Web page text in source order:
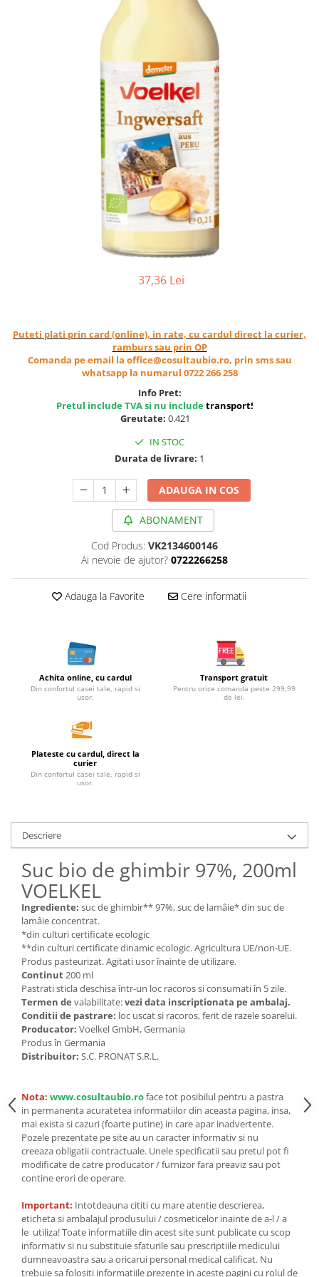
Ceaiuri diverse si accesorii
Vinuri, bere si alte bauturi
Cacao si inlocuitori
Seminte bio pentru germinat
Cereale, fulgi din cereale, mic
dejun
Lactate
Bauturi vegetale
Orez, Faina si Premixuri
Conserve, Pateuri, creme
Leguminoase si seminte
Fermenti si gelifianti
Produse din soia
Unt, alternativa unt
Paine bio
Paste
Ciocolata
Dulceturi, gemuri, compoturi
Biscuiti si napolitane
Inghetata
Zahar si indulcitori
Batoane
Dulciuri bio
Guma de mestecat bio
Snacksuri
Seminte, fructe uscate, samburi
Mixuri, condimente si mirodenii
Mixuri
Condimente
Mirodenii
Maioneza bio
Semipreparate
Specialitati si produse asiatice
37,36 Lei
Puteti plati prin card (online), in rate, cu cardul direct la curier,
ramburs sau prin OP
Comanda pe email la office@cosultaubio.ro, prin sms sau
whatsapp la numarul 0722 266 258
Info Pret:
Pretul include TVA si nu includetransport!
Greutate: 0.421
IN STOC
Durata de livrare: 1
ADAUGA IN COS
ABONAMENT
Cod Produs: VK2134600146
Ai nevoie de ajutor? 0722266258
Adauga la Favorite Cere informatii
Achita online, cu cardul
Din confortul casei tale, rapid si
usor.
Transport gratuit
Pentru orice comanda peste 299,99
de lei.
Plateste cu cardul, direct la
curier
Din confortul casei tale, rapid si
usor.
Descriere
Suc bio de ghimbir 97%, 200ml
VOELKEL
Ingrediente: suc de ghimbir** 97%, suc de lamâie* din suc de
lamâie concentrat.
*din culturi certificate ecologic
**din culturi certificate dinamic ecologic. Agricultura UE/non-UE.
Produs pasteurizat. Agitati usor înainte de utilizare.
Continut200 ml
Pastrati sticla deschisa într-un loc racoros si consumati în 5 zile.
Termen de valabilitate:vezi data inscriptionata pe ambalaj.
Conditii de pastrare: loc uscat si racoros, ferit de razele soarelui.
Producator: Voelkel GmbH, Germania
Produs în Germania
Distribuitor: S.C. PRONAT S.R.L.
Nota: www.cosultaubio.roface tot posibilul pentru a pastra
in permanenta acuratetea informatiilor din aceasta pagina, insa,
mai exista si cazuri (foarte putine) in care apar inadvertente.
Pozele prezentate pe site au un caracter informativ si nu
creeaza obligatii contractuale. Unele specificatii sau pretul pot fi
modificate de catre producator / furnizor fara preaviz sau pot
contine erori de operare.
Important: Intotdeauna cititi cu mare atentie descrierea,
eticheta si ambalajul produsului / cosmeticelor inainte de a-l / a
le utiliza! Toate informatiile din acest site sunt publicate cu scop
informativ si nu substituie sfaturile sau prescriptiile medicului
dumneavoastra sau a oricarui personal medical calificat. Nu
trebuie sa folositi informatiile prezente in aceste pagini cu rolul de